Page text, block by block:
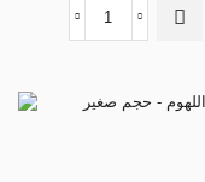
تمر